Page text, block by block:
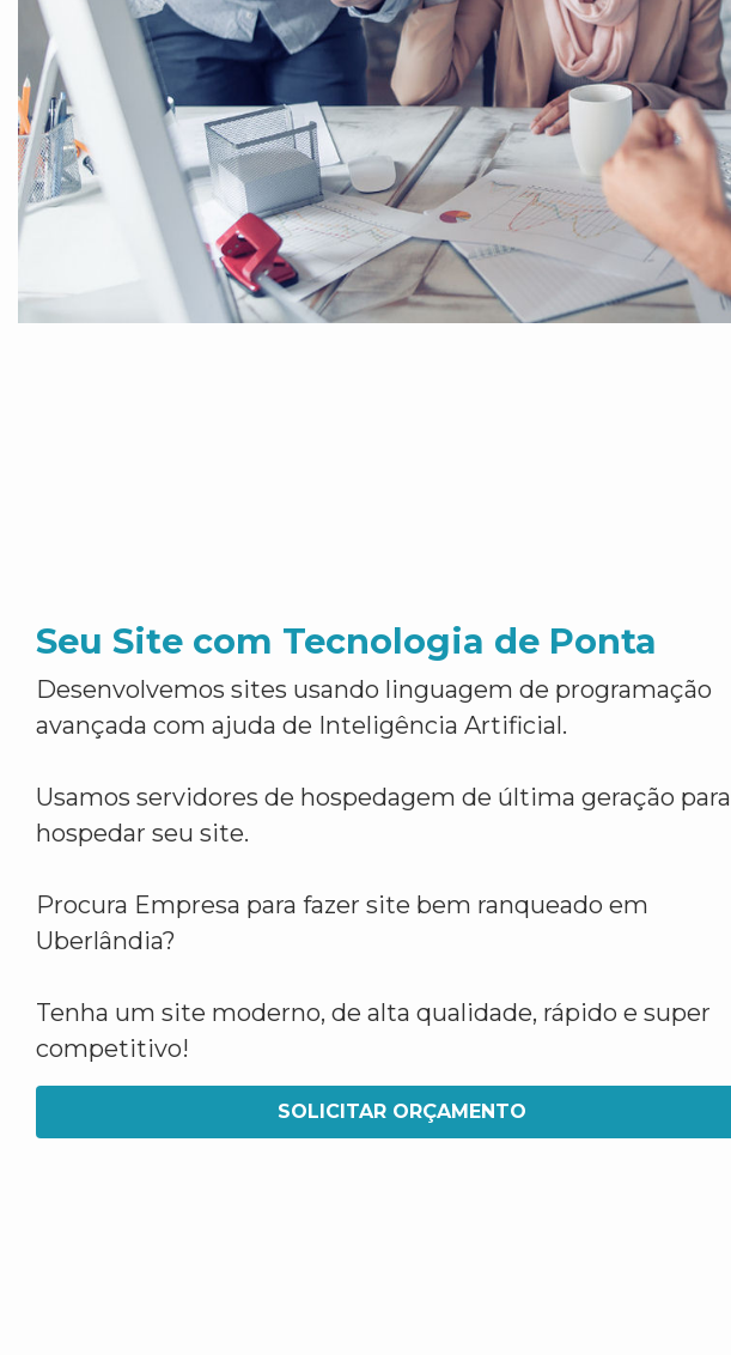
Seu Site com Tecnologia de Ponta
Desenvolvemos sites usando linguagem de programação
avançada com ajuda de Inteligência Artificial.
Usamos servidores de hospedagem de última geração para
hospedar seu site.
Procura Empresa para fazer site bem ranqueado em
Uberlândia?
Tenha um site moderno, de alta qualidade, rápido e super
competitivo!
SOLICITAR ORÇAMENTO